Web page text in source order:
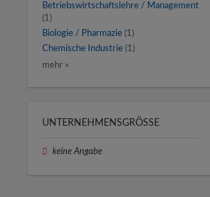
Betriebswirtschaftslehre / Management
(1)
Biologie / Pharmazie (1)
Chemische Industrie (1)
mehr »
UNTERNEHMENSGRÖSSE
keine Angabe